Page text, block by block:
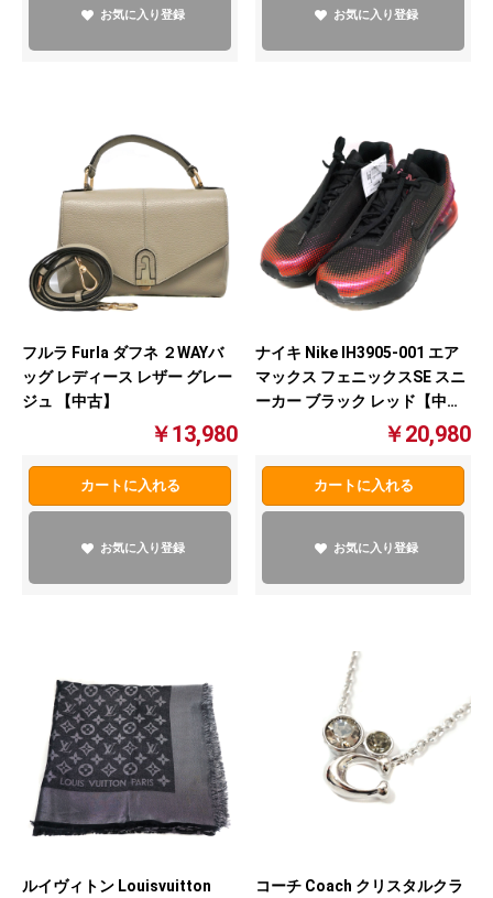
お気に入り登録 お気に入り登録
フルラ Furla ダフネ ２WAYバ
ッグ レディース レザー グレー
ジュ 【中古】
￥13,980
カートに入れる
お気に入り登録
ナイキ Nike IH3905-001 エア
マックス フェニックスSE スニ
ーカー ブラック レッド【中
￥20,980
カートに入れる
お気に入り登録
ルイヴィトン Louisvuitton
コーチ Coach クリスタルクラ